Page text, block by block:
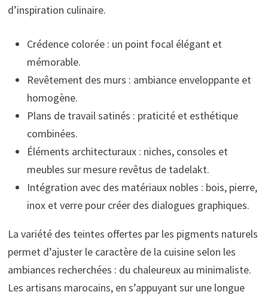
d’inspiration culinaire.
Crédence colorée : un point focal élégant et
mémorable.
Revêtement des murs : ambiance enveloppante et
homogène.
Plans de travail satinés : praticité et esthétique
combinées.
Éléments architecturaux : niches, consoles et
meubles sur mesure revêtus de tadelakt.
Intégration avec des matériaux nobles : bois, pierre,
inox et verre pour créer des dialogues graphiques.
La variété des teintes offertes par les pigments naturels
permet d’ajuster le caractère de la cuisine selon les
ambiances recherchées : du chaleureux au minimaliste.
Les artisans marocains, en s’appuyant sur une longue